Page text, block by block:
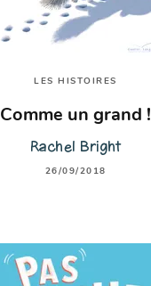
LES HISTOIRES
Comme un grand !
Rachel Bright
26/09/2018